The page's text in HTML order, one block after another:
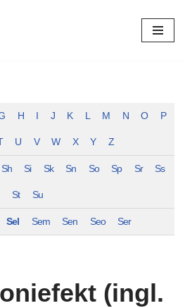
H J K L M N O P
U V W X Y Z
Sh Si Sk Sn So Sp Sr Ss
St Su
Sel Sem Sen Seo Ser
(ingl.